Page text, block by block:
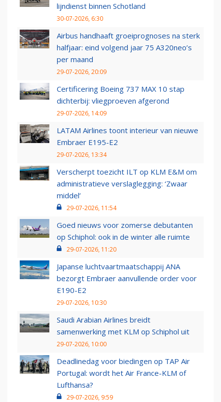
lijndienst binnen Schotland
30-07-2026, 6:30
Airbus handhaaft groeiprognoses na sterk
halfjaar: eind volgend jaar 75 A320neo’s
per maand
29-07-2026, 20:09
Certificering Boeing 737 MAX 10 stap
dichterbij: vliegproeven afgerond
29-07-2026, 14:09
LATAM Airlines toont interieur van nieuwe
Embraer E195-E2
29-07-2026, 13:34
Verscherpt toezicht ILT op KLM E&M om
administratieve verslaglegging: ‘Zwaar
middel’
29-07-2026, 11:54
Goed nieuws voor zomerse debutanten
op Schiphol: ook in de winter alle ruimte
29-07-2026, 11:20
Japanse luchtvaartmaatschappij ANA
bezorgt Embraer aanvullende order voor
E190-E2
29-07-2026, 10:30
Saudi Arabian Airlines breidt
samenwerking met KLM op Schiphol uit
29-07-2026, 10:00
Deadlinedag voor biedingen op TAP Air
Portugal: wordt het Air France-KLM of
Lufthansa?
29-07-2026, 9:59